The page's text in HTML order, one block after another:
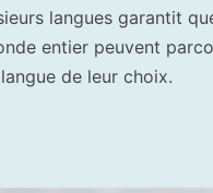
langues garantit
entier peuvent
de leur choix.